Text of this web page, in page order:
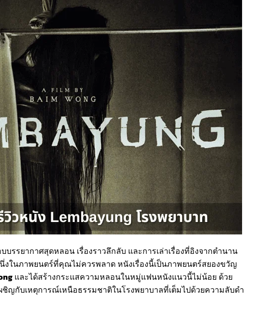
รยากาศสุดหลอน เรื่องราวลึกลับ และการเล่าเรื่องที่อิงจากตำนาน
งในภาพยนตร์ที่คุณไม่ควรพลาด หนังเรื่องนี้เป็นภาพยนตร์สยองขวัญ
และได้สร้างกระแสความหลอนในหมู่แฟนหนังแนวนี้ไม่น้อย ด้วย
ชิญกับเหตุการณ์เหนือธรรมชาติในโรงพยาบาลที่เต็มไปด้วยความลับดำ